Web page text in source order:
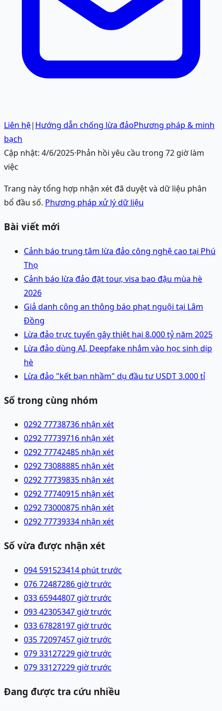
Liên hệ| Hướng dẫn chống lừa đảoPhương pháp & minh
bạch
Cập nhật: 4/6/2025·Phản hồi yêu cầu trong 72 giờ làm
việc
Trang này tổng hợp nhận xét đã duyệt và dữ liệu phân
bổ đầu số. Phương pháp xử lý dữ liệu
Bài viết mới
Cảnh báo trung tâm lừa đảo công nghệ cao tại Phú
Thọ
Cảnh báo lừa đảo đặt tour, visa bao đậu mùa hè
2026
Giả danh công an thông báo phạt nguội tại Lâm
Đồng
Lừa đảo trực tuyến gây thiệt hại 8.000 tỷ năm 2025
Lừa đảo dùng AI, Deepfake nhắm vào học sinh dịp
hè
Lừa đảo "kết bạn nhầm" dụ đầu tư USDT 3.000 tỉ
Số trong cùng nhóm
0292 77738736 nhận xét
0292 77739716 nhận xét
0292 77742485 nhận xét
0292 73088885 nhận xét
0292 77739835 nhận xét
0292 77740915 nhận xét
0292 73000875 nhận xét
0292 77739334 nhận xét
Số vừa được nhận xét
094 591523414 phút trước
076 72487286 giờ trước
033 65944807 giờ trước
093 42305347 giờ trước
033 67828197 giờ trước
035 72097457 giờ trước
079 33127229 giờ trước
079 33127229 giờ trước
Đang được tra cứu nhiều